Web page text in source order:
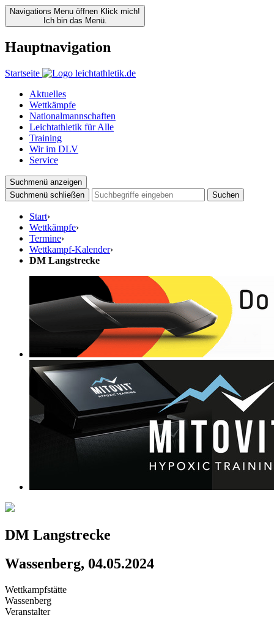
Navigations Menu öffnen Klick mich!
Ich bin das Menü.
Hauptnavigation
Startseite
Aktuelles
Wettkämpfe
Nationalmannschaften
Leichtathletik für Alle
Training
Wir im DLV
Service
Suchmenü anzeigen
Suchmenü schließen
Suchen
Start›
Wettkämpfe›
Termine›
Wettkampf-Kalender›
DM Langstrecke
DM Langstrecke
Wassenberg, 04.05.2024
Wettkampfstätte
Wassenberg
Veranstalter